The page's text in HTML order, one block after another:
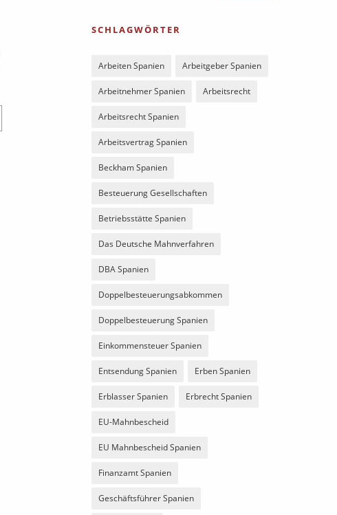
SCHLAGWÖRTER
Arbeiten Spanien Arbeitgeber Spanien
Arbeitnehmer Spanien Arbeitsrecht
Arbeitsrecht Spanien
Arbeitsvertrag Spanien
Beckham Spanien
Besteuerung Gesellschaften
Betriebsstätte Spanien
Das Deutsche Mahnverfahren
DBA Spanien
Doppelbesteuerungsabkommen
Doppelbesteuerung Spanien
Einkommensteuer Spanien
Entsendung Spanien Erben Spanien
Erblasser Spanien Erbrecht Spanien
EU-Mahnbescheid
EU Mahnbescheid Spanien
Finanzamt Spanien
Geschäftsführer Spanien